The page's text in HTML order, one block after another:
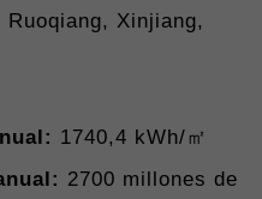
Ruoqiang, Xinjiang,
1740,4 kWh/㎡
2700 millones de